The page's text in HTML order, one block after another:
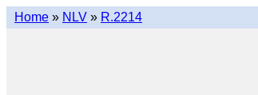
Home » NLV » R.2214